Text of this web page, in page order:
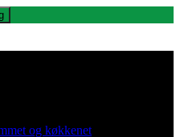
og køkkenet